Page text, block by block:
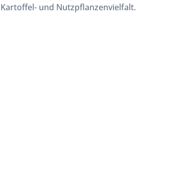
Kartoffel- und Nutzpflanzenvielfalt.